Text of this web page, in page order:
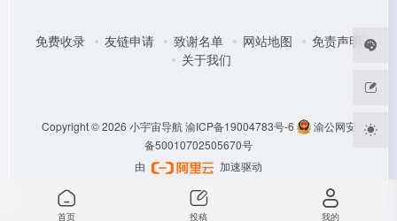
免费收录 友链申请 致谢名单 网站地图
免责声明
关于我们
Copyright © 2026 小宇宙导航 渝ICP备19004783号-6
渝公网安
备50010702505670号
由
加速驱动
首页 投稿 我的